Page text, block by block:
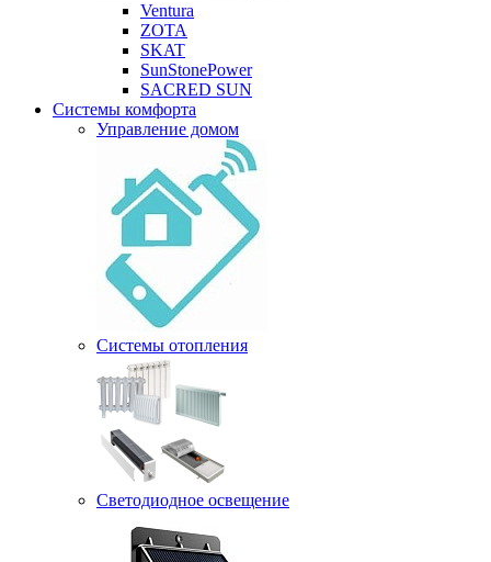
Ventura
ZOTA
SKAT
SunStonePower
SACRED SUN
Системы комфорта
Управление домом
Системы отопления
Светодиодное освещение